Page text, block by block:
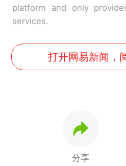
platform and only
services.
打开网易新闻，
分享